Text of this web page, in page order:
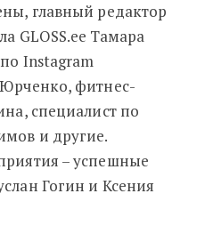
главный редактор
GLOSS.ee Тамара
Instagram
фитнес-
специалист по
и другие.
– успешные
Гогин и Ксения